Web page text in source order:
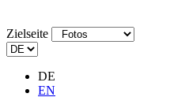
Zielseite
DE
EN